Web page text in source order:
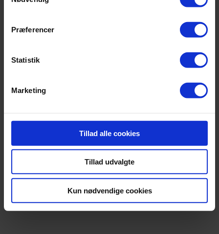
Præferencer
Statistik
Marketing
Tillad alle cookies
Tillad udvalgte
Kun nødvendige cookies